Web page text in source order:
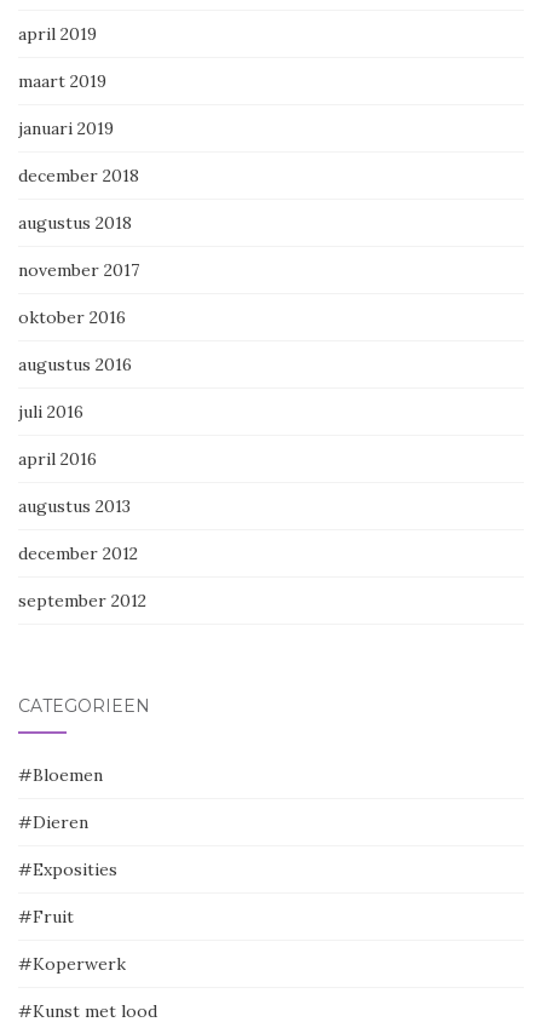
april 2019
maart 2019
januari 2019
december 2018
augustus 2018
november 2017
oktober 2016
augustus 2016
juli 2016
april 2016
augustus 2013
december 2012
september 2012
CATEGORIEËN
#Bloemen
#Dieren
#Exposities
#Fruit
#Koperwerk
#Kunst met lood